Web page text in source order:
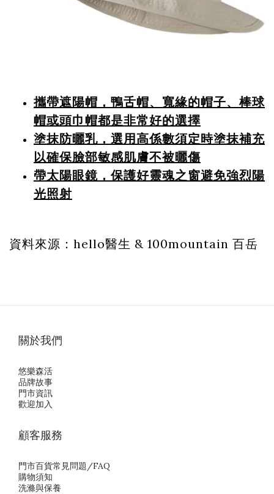
攜帶遮陽帽，鴨舌帽、寬緣的帽子、棒球
帽或頭巾帽都是非常好的選擇
塗抹防曬乳，選用高係數須定時塗抹補充
以確保臉部敏感肌膚不被曬傷
帶太陽眼鏡，保護好靈魂之窗避免強烈陽
光照射
資料來源：hello醫生 & 100mountain 百岳
關於我們
悠樂森活
品牌故事
門市資訊
歡迎加入
顧客服務
門市百貨常見問題/FAQ
購物須知
洗滌與保養